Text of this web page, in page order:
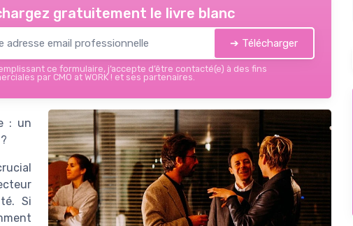
gratuitement le livre blanc
➔ Télécharger
ce formulaire, j’accepte d’être contacté(e) à des fins
par CMO at WORK ! et ses partenaires.
: un
Si